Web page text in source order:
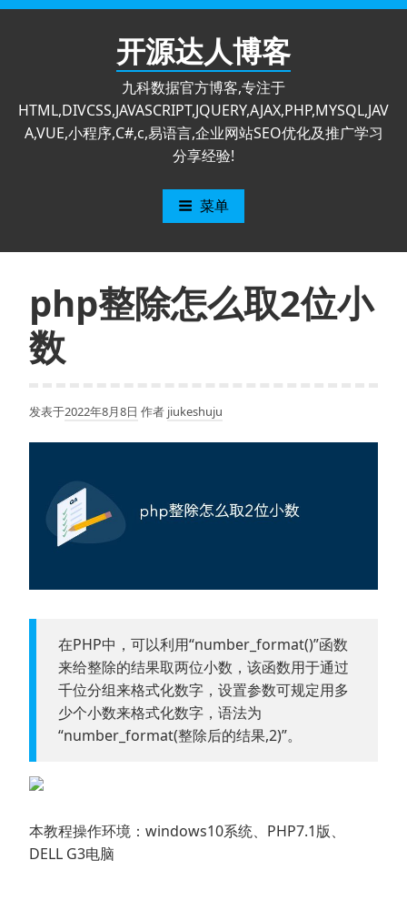
跳
开源达人博客
九科数据官方博客,专注于
HTML,DIVCSS,JAVASCRIPT,JQUERY,AJAX,PHP,MYSQL,JAV
A,VUE,小程序,C#,c,易语言,企业网站SEO优化及推广学习
分享经验!
菜单
php整除怎么取2位小
数
发表于2022年8月8日 作者 jiukeshuju
在PHP中，可以利用“number_format()”函数
来给整除的结果取两位小数，该函数用于通过
千位分组来格式化数字，设置参数可规定用多
少个小数来格式化数字，语法为
“number_format(整除后的结果,2)”。
本教程操作环境：windows10系统、PHP7.1版、
DELL G3电脑